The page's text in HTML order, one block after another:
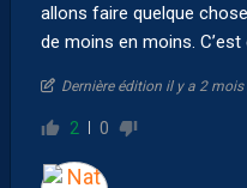
allons faire quelque
de moins en moins. C’est
Dernière édition il y a 2
2 0